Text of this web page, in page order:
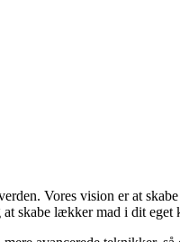
Vores vision er at
at skabe lækker mad i dit eget